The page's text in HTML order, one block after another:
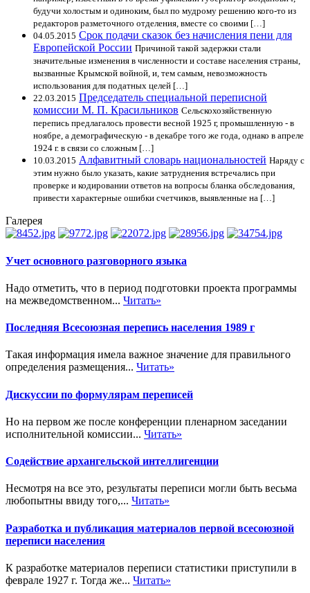
будучи холостым и одиноким, был по мудрому решению кого-то из
редакторов разметочного отделения, вместе со своими […]
04.05.2015 Срок подачи сказок без начисления пени для
Европейской России Причиной такой задержки стали
значительные изменения в численности и составе населения страны,
вызванные Крымской войной, и, тем самым, невозможность
использования для податных целей […]
22.03.2015 Председатель специальной переписной
комиссии М. П. Красильников Сельскохозяйственную
перепись предлагалось провести весной 1925 г, промышленную - в
ноябре, а демографическую - в декабре того же года, однако в апреле
1924 г. в связи со сложным […]
10.03.2015 Алфавитный словарь национальностей Наряду с
этим нужно было указать, какие затруднения встречались при
проверке и кодировании ответов на вопросы бланка обследования,
привести характерные ошибки счетчиков, выявленные на […]
Галерея
Учет основного разговорного языка
Надо отметить, что в период подготовки проекта программы
на межведомственном... Читать»
Последняя Всесоюзная перепись населения 1989 г
Такая информация имела важное значение для правильного
определения размещения... Читать»
Дискуссии по формулярам переписей
Но на первом же после конференции пленарном заседании
исполнительной комиссии... Читать»
Содействие архангельской интеллигенции
Несмотря на все это, результаты переписи могли быть весьма
любопытны ввиду того,... Читать»
Разработка и публикация материалов первой всесоюзной
переписи населения
К разработке материалов переписи статистики приступили в
феврале 1927 г. Тогда же... Читать»